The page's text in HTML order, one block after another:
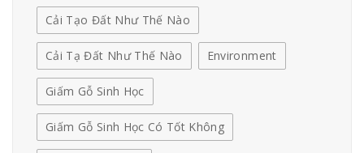
Cải Tạo Đất Như Thế Nào
Cải Tạ Đất Như Thế Nào Environment
Giấm Gỗ Sinh Học
Giấm Gỗ Sinh Học Có Tốt Không